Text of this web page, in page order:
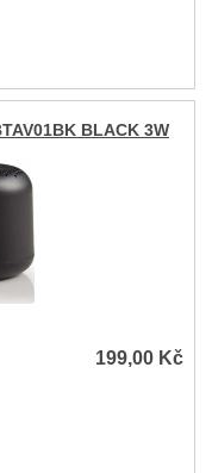
BLACK 3W
199,00 Kč